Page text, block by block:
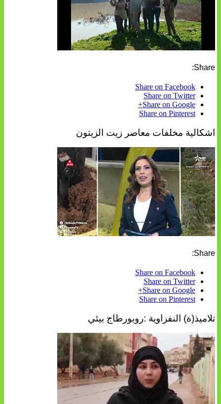
Share:
Share on Facebook
Share on Twitter
Share on Google+
Share on Pinterest
اشكالية مخلفات معاصر زيت الزيتون
Share:
Share on Facebook
Share on Twitter
Share on Google+
Share on Pinterest
تلاميذ(ة) النفزاوية :روبورطاج بيئي